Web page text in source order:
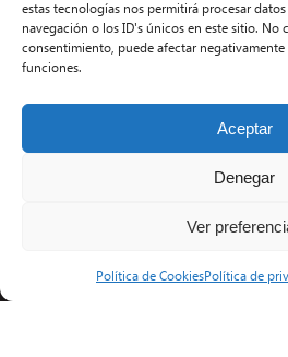
estas tecnologías nos permitirá procesar
navegación o los ID's únicos en este sitio. No
consentimiento, puede afectar negativamente
funciones.
Aceptar
Denegar
Ver
Política de CookiesPolítica de
Aviso Legal
Términos y
Política de